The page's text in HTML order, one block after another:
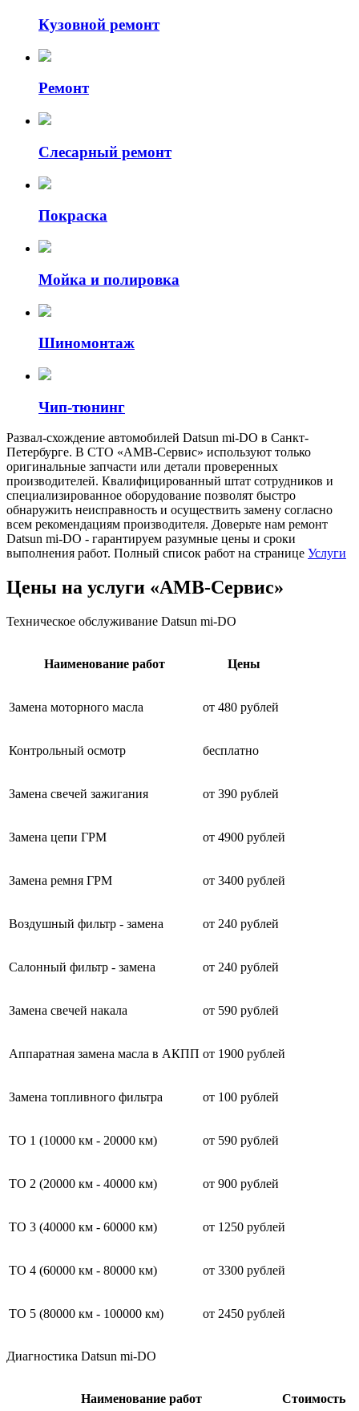
Кузовной ремонт
Ремонт
Слесарный ремонт
Покраска
Мойка и полировка
Шиномонтаж
Чип-тюнинг
Развал-схождение автомобилей Datsun mi-DO в Санкт-
Петербурге. В СТО «АМВ-Сервис» используют только
оригинальные запчасти или детали проверенных
производителей. Квалифицированный штат сотрудников и
специализированное оборудование позволят быстро
обнаружить неисправность и осуществить замену согласно
всем рекомендациям производителя. Доверьте нам ремонт
Datsun mi-DO - гарантируем разумные цены и сроки
выполнения работ. Полный список работ на странице Услуги
Цены на услуги «АМВ-Сервис»
Техническое обслуживание Datsun mi-DO
Наименование работ Цены
Замена моторного масла от 480 рублей
Контрольный осмотр бесплатно
Замена свечей зажигания от 390 рублей
Замена цепи ГРМ от 4900 рублей
Замена ремня ГРМ от 3400 рублей
Воздушный фильтр - замена от 240 рублей
Салонный фильтр - замена от 240 рублей
Замена свечей накала от 590 рублей
Аппаратная замена масла в АКПП от 1900 рублей
Замена топливного фильтра от 100 рублей
ТО 1 (10000 км - 20000 км) от 590 рублей
ТО 2 (20000 км - 40000 км) от 900 рублей
ТО 3 (40000 км - 60000 км) от 1250 рублей
ТО 4 (60000 км - 80000 км) от 3300 рублей
ТО 5 (80000 км - 100000 км) от 2450 рублей
Диагностика Datsun mi-DO
Наименование работ Стоимость